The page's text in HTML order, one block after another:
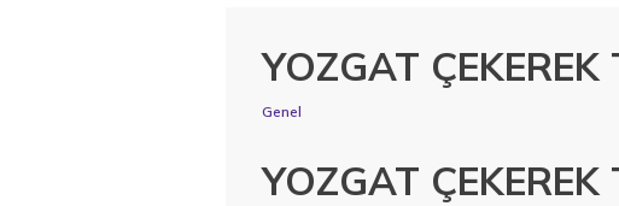
YOZGAT ÇEKEREK
Genel
YOZGAT ÇEKEREK